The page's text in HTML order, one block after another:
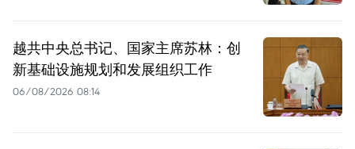
越共中央总书记、国家主席苏林：创
新基础设施规划和发展组织工作
06/08/2026 08:14